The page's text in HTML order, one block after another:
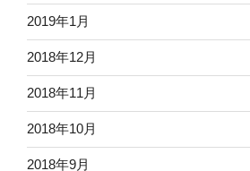
2019年1月
2018年12月
2018年11月
2018年10月
2018年9月